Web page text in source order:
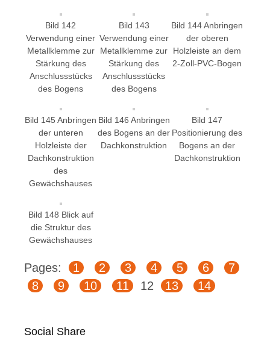
Bild 142
Verwendung einer
Metallklemme zur
Stärkung des
Anschlussstücks
des Bogens
Bild 143
Verwendung einer
Metallklemme zur
Stärkung des
Anschlussstücks
des Bogens
Bild 144 Anbringen
der oberen
Holzleiste an dem
2-Zoll-PVC-Bogen
Bild 145 Anbringen
der unteren
Holzleiste der
Dachkonstruktion
des
Gewächshauses
Bild 146 Anbringen
des Bogens an der
Dachkonstruktion
Bild 147
Positionierung des
Bogens an der
Dachkonstruktion
Bild 148 Blick auf
die Struktur des
Gewächshauses
Pages: 1 2 3 4 5 6
7
8
9 10 11 12 13 14
Social Share